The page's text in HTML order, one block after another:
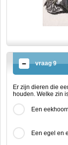
vraag 9
Er zijn dieren die
houden. Welke zin
Een
Een egel en